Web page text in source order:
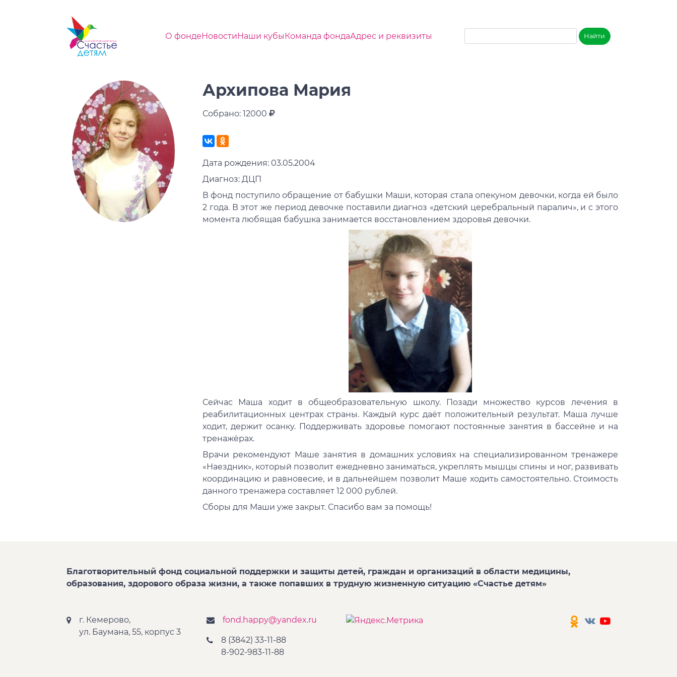
О фондеНовостиНаши кубыКоманда фондаАдрес и реквизиты
Архипова Мария
Собрано: 12000
Дата рождения: 03.05.2004
Диагноз: ДЦП
В фонд поступило обращение от бабушки Маши, которая стала опекуном девочки, когда ей было
2 года. В этот же период девочке поставили диагноз «детский церебральный паралич», и с этого
момента любящая бабушка занимается восстановлением здоровья девочки.
Сейчас Маша ходит в общеобразовательную школу. Позади множество курсов лечения в
реабилитационных центрах страны. Каждый курс даёт положительный результат. Маша лучше
ходит, держит осанку. Поддерживать здоровье помогают постоянные занятия в бассейне и на
тренажёрах.
Врачи рекомендуют Маше занятия в домашних условиях на специализированном тренажере
«Наездник», который позволит ежедневно заниматься, укреплять мышцы спины и ног, развивать
координацию и равновесие, и в дальнейшем позволит Маше ходить самостоятельно. Стоимость
данного тренажера составляет 12 000 рублей.
Сборы для Маши уже закрыт. Спасибо вам за помощь!
Благотворительный фонд социальной поддержки и защиты детей, граждан и организаций в области медицины,
образования, здорового образа жизни, а также попавших в трудную жизненную ситуацию «Счастье детям»
г. Кемерово,
ул. Баумана, 55, корпус 3
fond.happy@yandex.ru
8 (3842) 33-11-88
8-902-983-11-88